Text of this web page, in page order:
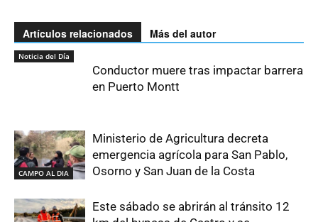
Artículos relacionados Más del autor
Noticia del Día
Conductor muere tras impactar barrera
en Puerto Montt
CAMPO AL DIA
Ministerio de Agricultura decreta
emergencia agrícola para San Pablo,
Osorno y San Juan de la Costa
Este sábado se abrirán al tránsito 12